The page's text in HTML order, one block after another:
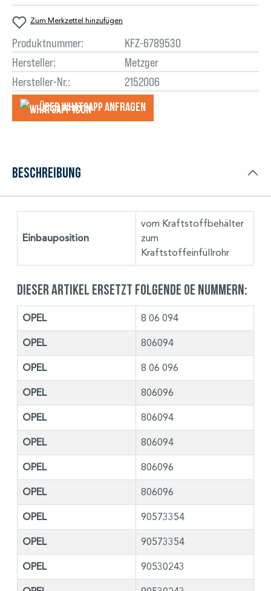
Zum Merkzettel hinzufügen
Produktnummer:
KFZ-6789530
Hersteller:
Metzger
Hersteller-Nr.:
2152006
Über WhatsApp anfragеn
Beschreibung
Einbauposition
vom Kraftstoffbehälter
zum
Kraftstoffeinfüllrohr
Dieser Artikel ersetzt folgende OE Nummern:
OPEL 8 06 094
OPEL 806094
OPEL 8 06 096
OPEL 806096
OPEL 806094
OPEL 806094
OPEL 806096
OPEL 806096
OPEL 90573354
OPEL 90573354
OPEL 90530243